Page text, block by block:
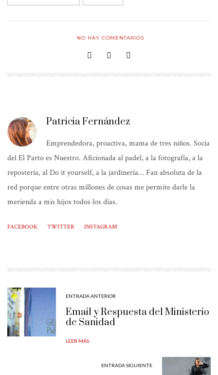
NO HAY COMENTARIOS
Patricia Fernández
Emprendedora, proactiva, mama de tres niños. Socia
del El Parto es Nuestro. Aficionada al padel, a la fotografía, a la
repostería, al Do it yourself, a la jardinería… Fan absoluta de la
red porque entre otras millones de cosas me permite darle la
merienda a mis hijos todos los días.
FACEBOOK TWITTER INSTAGRAM
ENTRADA ANTERIOR
Email y Respuesta del Ministerio
de Sanidad
LEER MÁS
ENTRADA SIGUIENTE